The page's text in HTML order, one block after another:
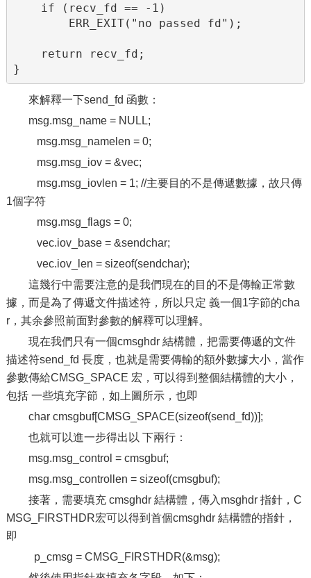
    if (recv_fd == -1)
        ERR_EXIT("no passed fd");
    return recv_fd;
}
來解釋一下send_fd 函數：
msg.msg_name = NULL;
msg.msg_namelen = 0;
msg.msg_iov = &vec;
msg.msg_iovlen = 1; //主要目的不是傳遞數據，故只傳
1個字符
msg.msg_flags = 0;
vec.iov_base = &sendchar;
vec.iov_len = sizeof(sendchar);
這幾行中需要注意的是我們現在的目的不是傳輸正常數
據，而是為了傳遞文件描述符，所以只定 義一個1字節的cha
r，其余參照前面對參數的解釋可以理解。
現在我們只有一個cmsghdr 結構體，把需要傳遞的文件
描述符send_fd 長度，也就是需要傳輸的額外數據大小，當作
參數傳給CMSG_SPACE 宏，可以得到整個結構體的大小，
包括 一些填充字節，如上圖所示，也即
char cmsgbuf[CMSG_SPACE(sizeof(send_fd))];
也就可以進一步得出以 下兩行：
msg.msg_control = cmsgbuf;
msg.msg_controllen = sizeof(cmsgbuf);
接著，需要填充 cmsghdr 結構體，傳入msghdr 指針，C
MSG_FIRSTHDR宏可以得到首個cmsghdr 結構體的指針，
即
p_cmsg = CMSG_FIRSTHDR(&msg);